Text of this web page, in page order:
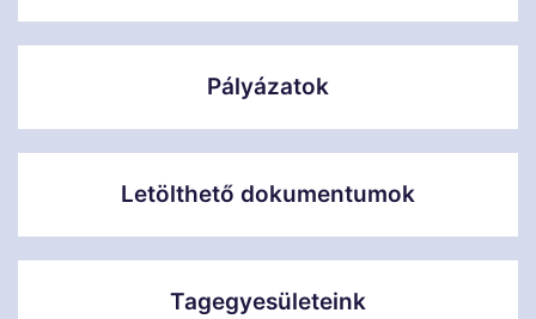
Pályázatok
Letölthető dokumentumok
Tagegyesületeink